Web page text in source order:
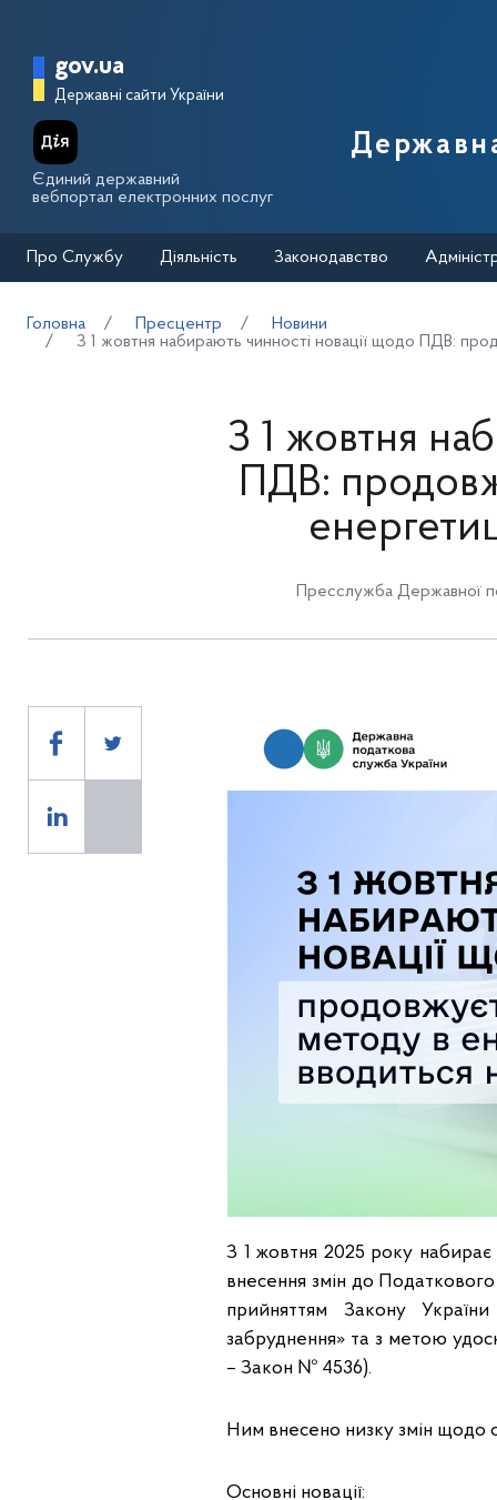
Головна сторінка Державної
gov.ua
Державні сайти України
Єдиний державний
вебпортал електронних послуг
Про Службу Діяльність Законодавство
Головна Пресцентр
Новини
З 1 жовтня набирають чинності новації щодо ПДВ:
З 1 жовтня
ПДВ:
Пресслужба Державної
З 1 жовтня 2025 року
внесення змін до Податкового
прийняттям Закону
забруднення» та з метою
– Закон № 4536).
Ним внесено низку змін щодо
Основні новації: